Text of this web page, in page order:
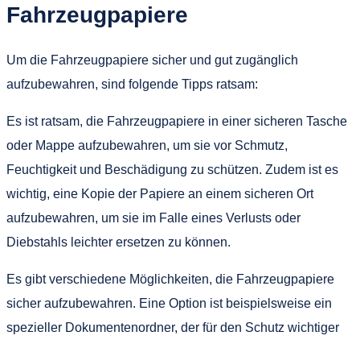
Fahrzeugpapiere
Um die Fahrzeugpapiere sicher und gut zugänglich
aufzubewahren, sind folgende Tipps ratsam:
Es ist ratsam, die Fahrzeugpapiere in einer sicheren Tasche
oder Mappe aufzubewahren, um sie vor Schmutz,
Feuchtigkeit und Beschädigung zu schützen. Zudem ist es
wichtig, eine Kopie der Papiere an einem sicheren Ort
aufzubewahren, um sie im Falle eines Verlusts oder
Diebstahls leichter ersetzen zu können.
Es gibt verschiedene Möglichkeiten, die Fahrzeugpapiere
sicher aufzubewahren. Eine Option ist beispielsweise ein
spezieller Dokumentenordner, der für den Schutz wichtiger